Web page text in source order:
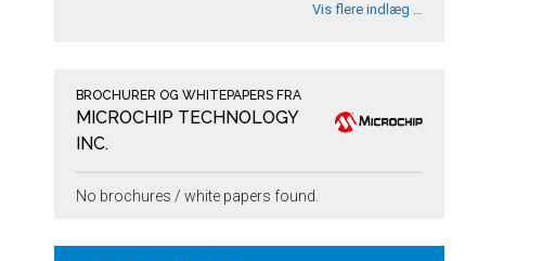
Vis flere indlæg …
BROCHURER OG WHITEPAPERS FRA
MICROCHIP TECHNOLOGY
INC.
No brochures / white papers found.